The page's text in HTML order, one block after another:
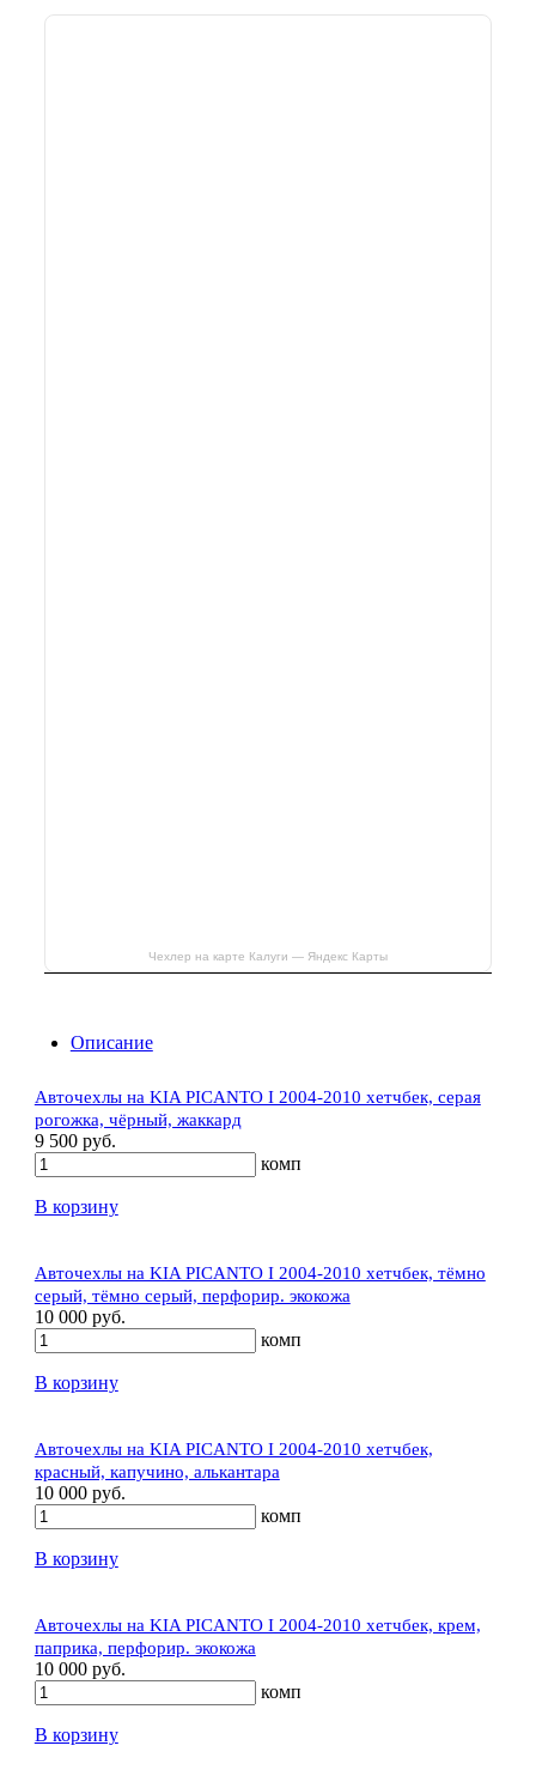
Чехлер на карте Калуги — Яндекс Карты
Описание
Авточехлы на KIA PICANTO I 2004-2010 хетчбек, серая
рогожка, чёрный, жаккард
9 500 руб.
комп
В корзину
Авточехлы на KIA PICANTO I 2004-2010 хетчбек, тёмно
серый, тёмно серый, перфорир. экокожа
10 000 руб.
комп
В корзину
Авточехлы на KIA PICANTO I 2004-2010 хетчбек,
красный, капучино, алькантара
10 000 руб.
комп
В корзину
Авточехлы на KIA PICANTO I 2004-2010 хетчбек, крем,
паприка, перфорир. экокожа
10 000 руб.
комп
В корзину